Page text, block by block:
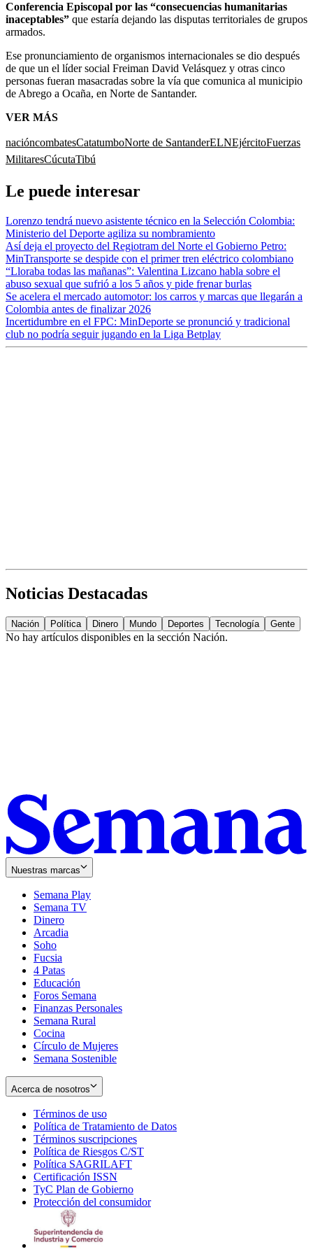
Conferencia Episcopal por las “consecuencias humanitarias
inaceptables” que estaría dejando las disputas territoriales de grupos
armados.
Ese pronunciamiento de organismos internacionales se dio después
de que un el líder social Freiman David Velásquez y otras cinco
personas fueran masacradas sobre la vía que comunica al municipio
de Abrego a Ocaña, en Norte de Santander.
VER MÁS
nacióncombatesCatatumboNorte de SantanderELNEjércitoFuerzas
MilitaresCúcutaTibú
Le puede interesar
Lorenzo tendrá nuevo asistente técnico en la Selección Colombia:
Ministerio del Deporte agiliza su nombramiento
Así deja el proyecto del Regiotram del Norte el Gobierno Petro:
MinTransporte se despide con el primer tren eléctrico colombiano
“Lloraba todas las mañanas”: Valentina Lizcano habla sobre el
abuso sexual que sufrió a los 5 años y pide frenar burlas
Se acelera el mercado automotor: los carros y marcas que llegarán a
Colombia antes de finalizar 2026
Incertidumbre en el FPC: MinDeporte se pronunció y tradicional
club no podría seguir jugando en la Liga Betplay
Noticias Destacadas
Nación Política Dinero Mundo Deportes Tecnología Gente
No hay artículos disponibles en la sección Nación.
Nuestras marcas
Semana Play
Semana TV
Dinero
Arcadia
Soho
in
new
window
Fucsia
in
new
window
4 Patas
Educación
Foros Semana
Finanzas Personales
Semana Rural
Cocina
Círculo de Mujeres
Semana Sostenible
Acerca de nosotros
Términos de uso
in
new
window
Política de Tratamiento de Datos
Términos suscripciones
in
Política de Riesgos C/ST
Política SAGRILAFT
new
window
Certificación ISSN
in
new
TyC Plan de Gobierno
in
Protección del consumidorOpens